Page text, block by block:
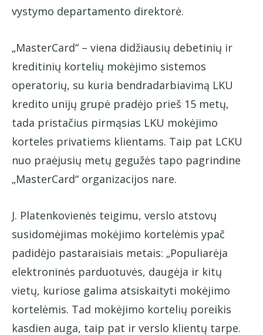
vystymo departamento direktorė.
„MasterCard“ – viena didžiausių debetinių ir
kreditinių kortelių mokėjimo sistemos
operatorių, su kuria bendradarbiavimą LKU
kredito unijų grupė pradėjo prieš 15 metų,
tada pristačius pirmąsias LKU mokėjimo
korteles privatiems klientams. Taip pat LCKU
nuo praėjusių metų gegužės tapo pagrindine
„MasterCard“ organizacijos nare.
J. Platenkovienės teigimu, verslo atstovų
susidomėjimas mokėjimo kortelėmis ypač
padidėjo pastaraisiais metais: „Populiarėja
elektroninės parduotuvės, daugėja ir kitų
vietų, kuriose galima atsiskaityti mokėjimo
kortelėmis. Tad mokėjimo kortelių poreikis
kasdien auga, taip pat ir verslo klientų tarpe.